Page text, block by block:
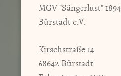
MGV "Sängerlust" 1894
Bürstadt e.V.
Kirschstraße 14
68642 Bürstadt